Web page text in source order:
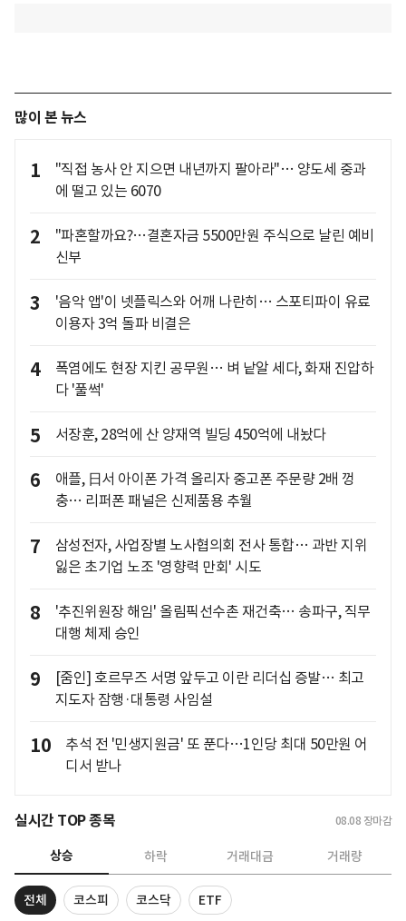
많이 본 뉴스
1
"직접 농사 안 지으면 내년까지 팔아라"… 양도세 중과
에 떨고 있는 6070
2
"파혼할까요?…결혼자금 5500만원 주식으로 날린 예비
신부
3
'음악 앱'이 넷플릭스와 어깨 나란히… 스포티파이 유료
이용자 3억 돌파 비결은
4
폭염에도 현장 지킨 공무원… 벼 낱알 세다, 화재 진압하
다 '풀썩'
5 서장훈, 28억에 산 양재역 빌딩 450억에 내놨다
6
애플, 日서 아이폰 가격 올리자 중고폰 주문량 2배 껑
충… 리퍼폰 패널은 신제품용 추월
7
삼성전자, 사업장별 노사협의회 전사 통합… 과반 지위
잃은 초기업 노조 '영향력 만회' 시도
8
'추진위원장 해임' 올림픽선수촌 재건축… 송파구, 직무
대행 체제 승인
9
[줌인] 호르무즈 서명 앞두고 이란 리더십 증발… 최고
지도자 잠행·대통령 사임설
10
추석 전 '민생지원금' 또 푼다…1인당 최대 50만원 어
디서 받나
실시간 TOP 종목 08.08 장마감
상승 하락 거래대금 거래량
전체 코스피 코스닥 ETF